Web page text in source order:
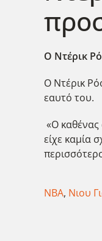
Ο Ντέρικ
Ο Ντέρικ
εαυτό του.
«Ο καθένας
είχε καμία
NBA, Νιου